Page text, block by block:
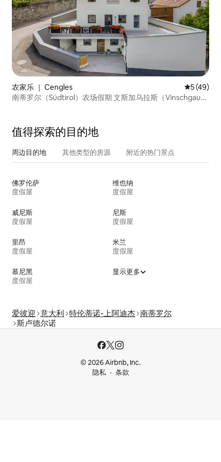
农家乐 ｜ Cengles 平均评分
5 (49)
南蒂罗尔（Südtirol）农场假期 文斯加乌拉斯（Vinschgau
值得探索的目的地
周边目的地 其他类型的房源 附近的热门景点
佛罗伦萨
度假屋
维也纳
度假屋
威尼斯
度假屋
尼斯
度假屋
里昂
度假屋
米兰
度假屋
慕尼黑
度假屋
显示更多
爱彼迎 意大利 特伦蒂诺-上阿迪杰 南蒂罗尔
斯卢德尔诺
© 2026 Airbnb, Inc.
隐私
条款